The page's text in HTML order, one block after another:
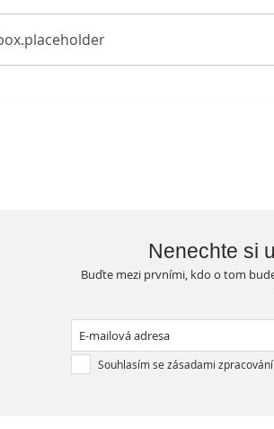
v knihovně
Nenechte si
Buďte mezi prvními, kdo o tom
Souhlasím se zásadami